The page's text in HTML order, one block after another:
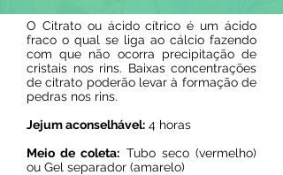
O Citrato ou ácido cítrico é um ácido
fraco o qual se liga ao cálcio fazendo
com que não ocorra precipitação de
cristais nos rins. Baixas concentrações
de citrato poderão levar à formação de
pedras nos rins.
Jejum aconselhável: 4 horas
Meio de coleta: Tubo seco (vermelho)
ou Gel separador (amarelo)